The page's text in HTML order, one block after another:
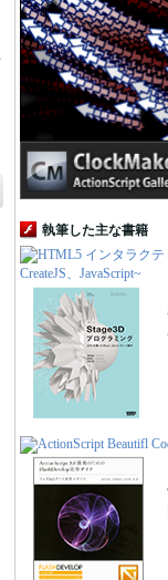
執筆した主な書籍